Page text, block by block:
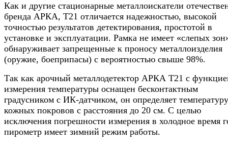
Как и другие стационарные металлоискатели
бренда АРКА, Т21 отличается надежностью, высокой
точностью результатов детектирования, простотой в
установке и эксплуатации. Рамка не имеет «слепых
обнаруживает запрещенные к проносу металлоизделия
(оружие, боеприпасы) с вероятностью свыше 98%.
Так как арочный металлодетектор АРКА Т21 с
измерения температуры оснащен бесконтактным
градусником с ИК-датчиком, он определяет температуру
кожных покровов с расстояния до 20 см. С целью
исключения погрешности измерения в холодное время
пирометр имеет зимний режим работы.